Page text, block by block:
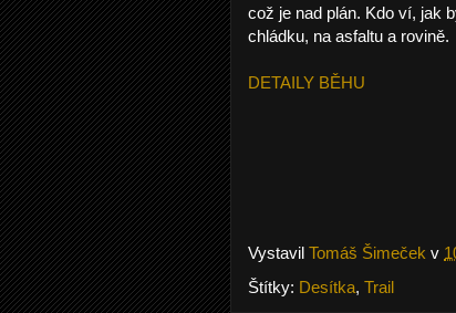
což je nad plán. Kdo ví, jak
chládku, na asfaltu a rovině.
DETAILY BĚHU
Vystavil Tomáš Šimeček v
Štítky: Desítka, Trail